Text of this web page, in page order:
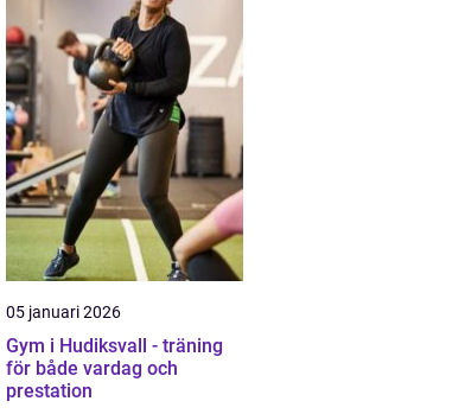
05 januari 2026
Gym i Hudiksvall - träning
för både vardag och
prestation